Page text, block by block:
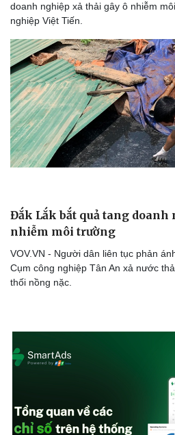
doanh nghiệp xả thải gây ô nhiễm
nghiệp Việt Tiến.
Đắk Lắk bắt quả tang doanh
nhiễm môi trường
VOV.VN - Người dân liên tục phản
Cụm công nghiệp Tân An xả nước
thối nồng nặc.